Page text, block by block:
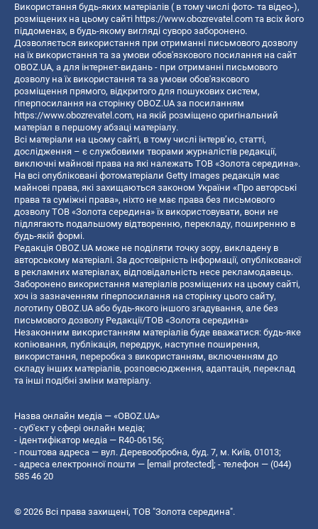
Використання будь-яких матеріалів ( в тому числі фото- та відео-),
розміщених на цьому сайті https://www.obozrevatel.com та всіх його
піддоменах, в будь-якому вигляді суворо заборонено.
Дозволяється використання при отриманні письмового дозволу
на їх використання та за умови обов'язкового посилання на сайт
OBOZ.UA, а для інтернет-видань - при отриманні письмового
дозволу на їх використання та за умови обов'язкового
розміщення прямого, відкритого для пошукових систем,
гіперпосилання на сторінку OBOZ.UA за посиланням
https://www.obozrevatel.com, на якій розміщено оригінальний
матеріал в першому абзаці матеріалу.
Всі матеріали на цьому сайті, в тому числі інтерв’ю, статті,
дослідження – є службовими творами журналістів редакції,
виключні майнові права на які належать ТОВ «Золота середина».
На всі опубліковані фотоматеріали Getty Images редакція має
майнові права, які захищаються законом України «Про авторські
права та суміжні права», ніхто не має права без письмового
дозволу ТОВ «Золота середина» їх використовувати, вони не
підлягають подальшому відтворенню, перекладу, поширенню в
будь-якій формі.
Редакція OBOZ.UA може не поділяти точку зору, викладену в
авторському матеріалі. За достовірність інформації, опублікованої
в рекламних матеріалах, відповідальність несе рекламодавець.
Заборонено використання матеріалів розміщених на цьому сайті,
хоч із зазначенням гіперпосилання на сторінку цього сайту,
логотипу OBOZ.UA або будь-якого іншого згадування, але без
письмового дозволу Редакції/ТОВ «Золота середина»
Незаконним використанням матеріалів буде вважатися: будь-яке
копiювання, публiкацiя, передрук, наступне поширення,
використання, переробка з використанням, включенням до
складу інших матеріалів, розповсюдження, адаптація, переклад
та інші подібні зміни матеріалу.
Назва онлайн медіа — «OBOZ.UA»
- суб'єкт у сфері онлайн медіа;
- ідентифікатор медіа — R40-06156;
- поштова адреса — вул. Деревообробна, буд. 7, м. Київ, 01013;
- адреса електронної пошти — [email protected]; - телефон — (044)
585 46 20
© 2026 Всі права захищені, ТОВ "Золота середина".